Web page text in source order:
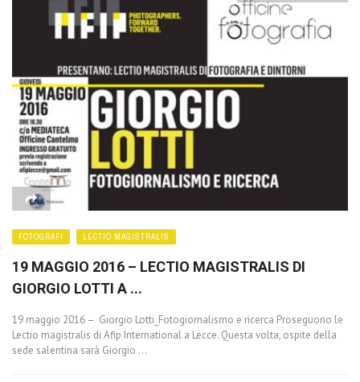
FOTOGRAFI LECTIO MAGISTRALIS
19 MAGGIO 2016 – LECTIO MAGISTRALIS DI
GIORGIO LOTTI A ...
19 maggio 2016 – Giorgio Lotti_Fotogiornalismo e ricerca Proseguono le
Lectio magistralis di Afip International a Lecce. Questa volta, ospite della
sede salentina sarà Giorgio ...